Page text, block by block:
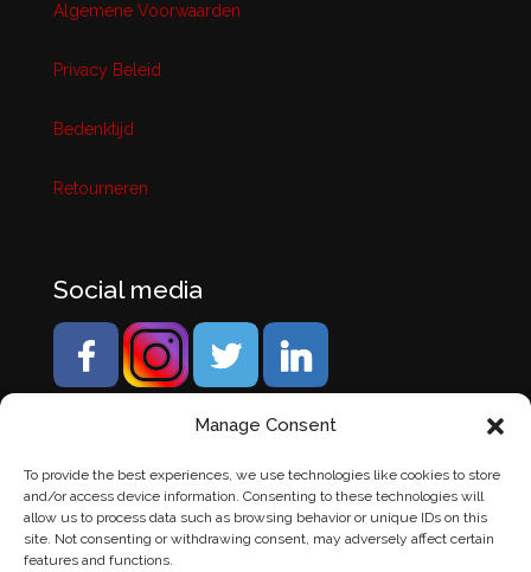
Manage Consent
To provide the best experiences, we use technologies like cookies to store
and/or access device information. Consenting to these technologies will
allow us to process data such as browsing behavior or unique IDs on this
site. Not consenting or withdrawing consent, may adversely affect certain
features and functions.
Algemene Voorwaarden
Privacy Beleid
Bedenktijd
Retourneren
Social media